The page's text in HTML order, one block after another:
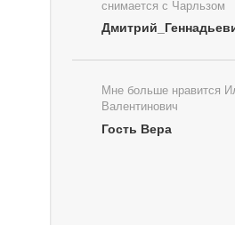
снимается с Чарльзом
Мне больше нравится
Валентинович
Гость Вера